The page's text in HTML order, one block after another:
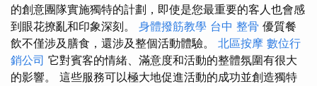
的創意團隊實施獨特的計劃，即使是您最重要的客人也會感
到眼花撩亂和印象深刻。 身體撥筋教學 台中 整骨 優質餐
飲不僅涉及膳食，還涉及整個活動體驗。 北區按摩 數位行
銷公司 它對賓客的情緒、滿意度和活動的整體氛圍有很大
的影響。 這些服務可以極大地促進活動的成功並創造獨特